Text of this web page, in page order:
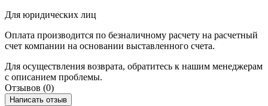
Для юридических лиц
Оплата производится по безналичному расчету на расчетный
счет компании на основании выставленного счета.
Для осуществления возврата, обратитесь к нашим менеджерам
с описанием проблемы.
Отзывов (0)
Написать отзыв